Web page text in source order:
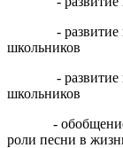
- развитие
школьников
- развитие
школьников
- обобщение
роли песни в